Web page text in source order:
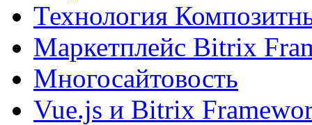
Технология
Маркетплейс Bitrix
Многосайтовость
Vue.js и Bitrix